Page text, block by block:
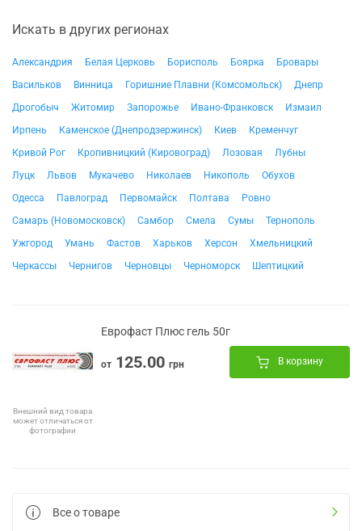
Искать в других регионах
Александрия Белая Церковь Борисполь Боярка
Бровары
Васильков
Винница Горишние Плавни (Комсомольск)
Днепр
Дрогобыч
Житомир Запорожье Ивано-Франковск
Измаил
Ирпень
Каменское (Днепродзержинск) Киев
Кременчуг
Кривой Рог
Кропивницкий (Кировоград) Лозовая
Лубны
Луцк
Львов Мукачево Николаев Никополь
Обухов
Одесса
Павлоград Первомайск Полтава
Ровно
Самарь (Новомосковск)
Самбор Смела Сумы
Тернополь
Ужгород
Умань Фастов Харьков Херсон
Хмельницкий
Черкассы
Чернигов Черновцы Черноморск Шептицкий
Внешний вид товара
может отличаться от
фотографии
Еврофаст Плюс гель 50г
от 125.00 грн В корзину
Все о товаре